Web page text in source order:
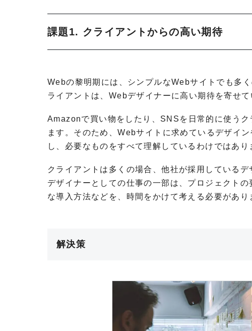
課題1. クライアントからの高い期待
Webの黎明期には、シンプルなWebサイトでも多
ライアントは、Webデザイナーに高い期待を寄せて
Amazonで買い物をしたり、SNSを日常的に使う
ます。そのため、Webサイトに求めているデザイ
し、必要なものをすべて理解しているわけではあり
クライアントは多くの場合、他社が採用している
デザイナーとしての仕事の一部は、プロジェクト
な導入方法などを、時間をかけて考える必要があり
解決策